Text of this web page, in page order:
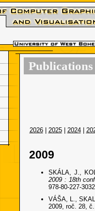
Publications
2026| 2025| 2024|
2009
SKÁLA, J.,
2009 : 18th
978-80-227-
VÁŠA, L.,
2009, roč. 28,